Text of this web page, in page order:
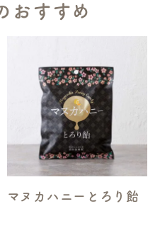
おすすめ
マヌカハニーとろり飴